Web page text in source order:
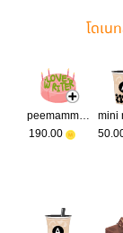
โดเน
peemammos
190.00
mini